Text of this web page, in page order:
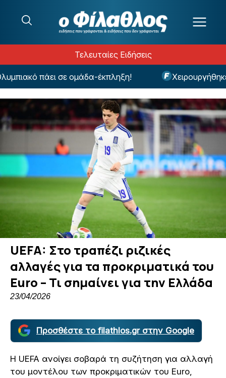
Τελευταίες Ειδήσεις
πάει σε ομάδα-έκπληξη! Χειρουργήθηκε
UEFA: Στο τραπέζι ριζικές
αλλαγές για τα προκριματικά του
Euro – Τι σημαίνει για την Ελλάδα
23/04/2026
Προσθέστε το filathlos.gr στην Google
Η UEFA ανοίγει σοβαρά τη συζήτηση για αλλαγή
του μοντέλου των προκριματικών του Euro,